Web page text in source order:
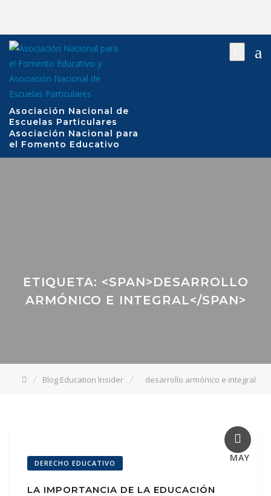
contenido
Asociación Nacional de
Escuelas Particulares
Asociación Nacional para
el Fomento Educativo
ETIQUETA: <SPAN>DESARROLLO
ARMÓNICO E INTEGRAL</SPAN>
Blog Education Insider desarrollo armónico e integral
27
MAY
DERECHO EDUCATIVO
LA IMPORTANCIA DE LA EDUCACIÓN